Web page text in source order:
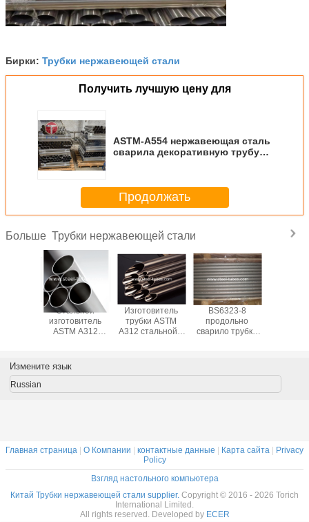
Бирки: Трубки нержавеющей стали
Получить лучшую цену для
ASTM-A554 нержавеющая сталь
сварила декоративную трубу
Продолжать
Больше Трубки нержавеющей стали
Стальной
изготовитель
ASTM A312
аустенитной
нержавеющей
Изготовитель
трубки ASTM
A312 стальной с
стали
BS6323-8
продольно
сварило трубки
машинного
Измените язык
Russian
Главная страница | О Компании | контактные данные | Карта сайта | Privacy
Policy
Взгляд настольного компьютера
Китай Трубки нержавеющей стали supplier. Copyright © 2016 - 2026 Torich
International Limited.
All rights reserved. Developed by ECER